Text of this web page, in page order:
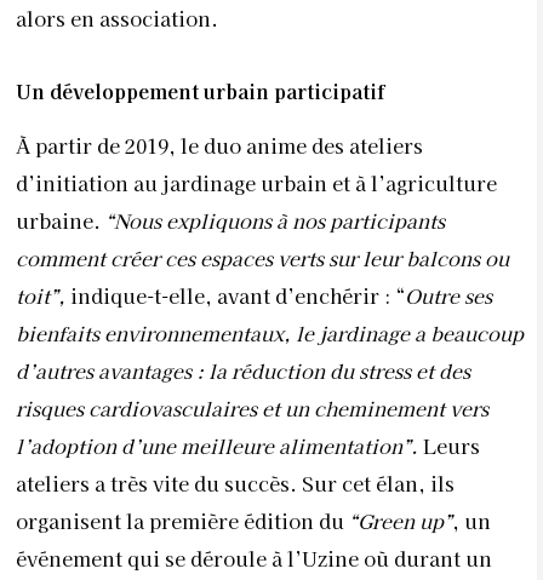
alors en association.
Un développement urbain participatif
À partir de 2019, le duo anime des ateliers
d’initiation au jardinage urbain et à l’agriculture
urbaine. “Nous expliquons à nos participants
comment créer ces espaces verts sur leur balcons ou
toit”, indique-t-elle, avant d’enchérir : “Outre ses
bienfaits environnementaux, le jardinage a beaucoup
d’autres avantages : la réduction du stress et des
risques cardiovasculaires et un cheminement vers
l’adoption d’une meilleure alimentation”. Leurs
ateliers a très vite du succès. Sur cet élan, ils
organisent la première édition du “Green up”, un
événement qui se déroule à l’Uzine où durant un